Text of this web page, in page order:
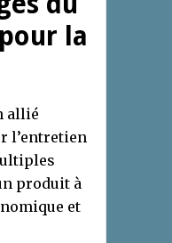
la
allié
l’entretien
produit à
et